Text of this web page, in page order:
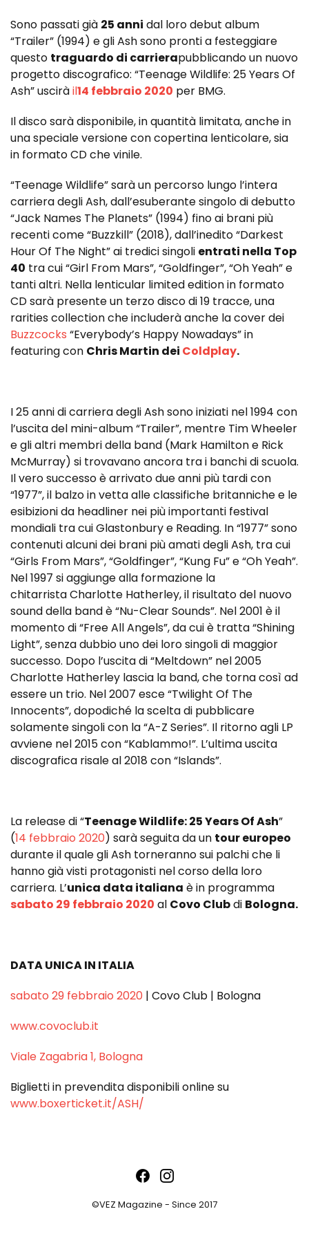
Sono passati già 25 anni dal loro debut album
“Trailer” (1994) e gli Ash sono pronti a festeggiare
questo traguardo di carrierapubblicando un nuovo
progetto discografico: “Teenage Wildlife: 25 Years Of
Ash” usciràil14 febbraio 2020 per BMG.
Il disco sarà disponibile, in quantità limitata, anche in
una speciale versione con copertina lenticolare, sia
in formato CD che vinile.
“Teenage Wildlife” sarà un percorso lungo l’intera
carriera degli Ash, dall’esuberante singolo di debutto
“Jack Names The Planets” (1994) fino ai brani più
recenti come “Buzzkill” (2018), dall’inedito “Darkest
Hour Of The Night” ai tredici singoli entrati nella Top
40 tra cui “Girl From Mars”, “Goldfinger”, “Oh Yeah” e
tanti altri. Nella lenticular limited edition in formato
CD sarà presente un terzo disco di 19 tracce, una
rarities collection che includerà anche la cover dei
Buzzcocks “Everybody’s Happy Nowadays” in
featuring con Chris Martin dei Coldplay.
I 25 anni di carriera degli Ash sono iniziati nel 1994 con
l’uscita del mini-album “Trailer”, mentre Tim Wheeler
e gli altri membri della band (Mark Hamilton e Rick
McMurray) si trovavano ancora tra i banchi di scuola.
Il vero successo è arrivato due anni più tardi con
“1977”, il balzo in vetta alle classifiche britanniche e le
esibizioni da headliner nei più importanti festival
mondiali tra cui Glastonbury e Reading. In “1977” sono
contenuti alcuni dei brani più amati degli Ash, tra cui
“Girls From Mars”, “Goldfinger”, “Kung Fu” e “Oh Yeah”.
Nel 1997 si aggiunge alla formazione la
chitarrista Charlotte Hatherley, il risultato del nuovo
sound della band è “Nu-Clear Sounds”. Nel 2001 è il
momento di “Free All Angels”, da cui è tratta “Shining
Light”, senza dubbio uno dei loro singoli di maggior
successo. Dopo l’uscita di “Meltdown” nel 2005
Charlotte Hatherley lascia la band, che torna così ad
essere un trio. Nel 2007 esce “Twilight Of The
Innocents”, dopodiché la scelta di pubblicare
solamente singoli con la “A-Z Series”. Il ritorno agli LP
avviene nel 2015 con “Kablammo!”. L’ultima uscita
discografica risale al 2018 con “Islands”.
La release di “Teenage Wildlife: 25 Years Of Ash”
(14 febbraio 2020) sarà seguita da un tour europeo
durante il quale gli Ash torneranno sui palchi che li
hanno già visti protagonisti nel corso della loro
carriera. L’unica data italiana è in programma
sabato 29 febbraio 2020 al Covo Clubdi Bologna.
DATA UNICA IN ITALIA
sabato 29 febbraio 2020 | Covo Club | Bologna
www.covoclub.it
Viale Zagabria 1, Bologna
Biglietti in prevendita disponibili online su
www.boxerticket.it/ASH/
©VEZ Magazine - Since 2017